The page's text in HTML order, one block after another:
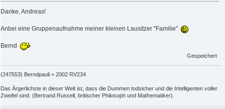
Danke, Andreas!
Anbei eine Gruppenaufnahme meiner kleinen Lausitzer "Familie"
Bernd
Gespeichert
(247553) Berndpauli = 2002 RV234
Das Ärgerlichste in dieser Welt ist, dass die Dummen todsicher und die Intelligenten voller
Zweifel sind. (Bertrand Russell, britischer Philosoph und Mathematiker).